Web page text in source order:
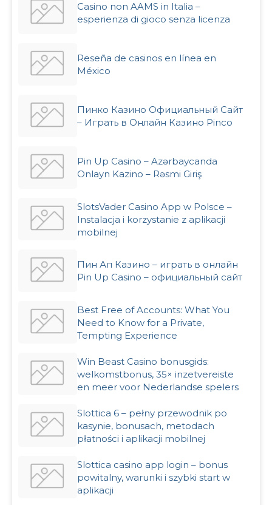
Casino non AAMS in Italia –
esperienza di gioco senza licenza
Reseña de casinos en línea en
México
Пинко Казино Официальный Сайт
– Играть в Онлайн Казино Pinco
Pin Up Casino – Azərbaycanda
Onlayn Kazino – Rəsmi Giriş
SlotsVader Casino App w Polsce –
Instalacja i korzystanie z aplikacji
mobilnej
Пин Ап Казино – играть в онлайн
Pin Up Casino – официальный сайт
Best Free of Accounts: What You
Need to Know for a Private,
Tempting Experience
Win Beast Casino bonusgids:
welkomstbonus, 35× inzetvereiste
en meer voor Nederlandse spelers
Slottica 6 – pełny przewodnik po
kasynie, bonusach, metodach
płatności i aplikacji mobilnej
Slottica casino app login – bonus
powitalny, warunki i szybki start w
aplikacji